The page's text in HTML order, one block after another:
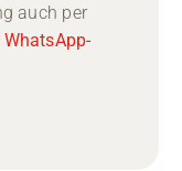
auch per